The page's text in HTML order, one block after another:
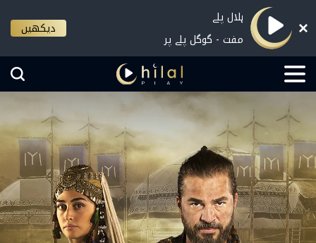
ہلال پلے
مفت - گوگل پلے پر
دیکھیں